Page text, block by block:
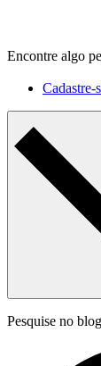
Encontre algo
Pesquise no